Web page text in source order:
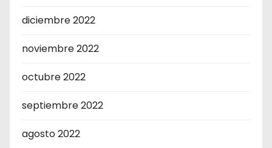
diciembre 2022
noviembre 2022
octubre 2022
septiembre 2022
agosto 2022